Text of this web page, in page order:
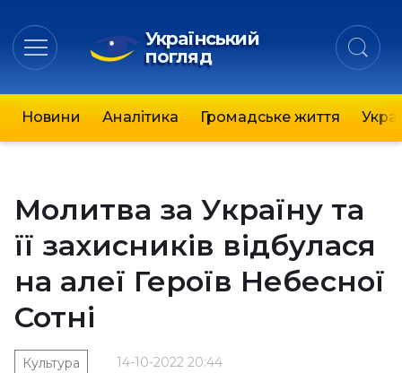
Український
погляд
Новини Аналітика Громадське життя
Молитва за Україну та
її захисників відбулася
на алеї Героїв Небесної
Сотні
14-10-2022 20:44
Культура